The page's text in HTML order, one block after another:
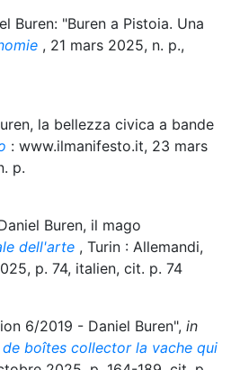
Buren: "Buren a Pistoia. Una
, 21 mars 2025, n. p.,
la bellezza civica a bande
: www.ilmanifesto.it, 23 mars
p.
Buren, il mago
dell'arte , Turin : Allemandi,
p. 74, italien, cit. p. 74
6/2019 - Daniel Buren", in
de boîtes collector la vache qui